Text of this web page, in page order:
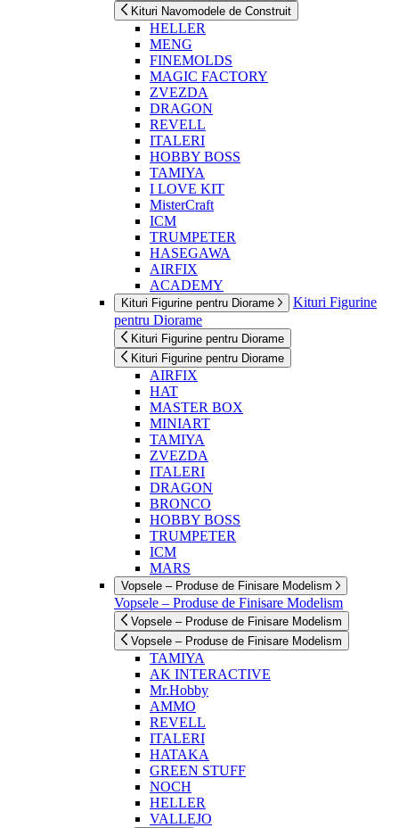
Kituri Navomodele de Construit
HELLER
MENG
FINEMOLDS
MAGIC FACTORY
ZVEZDA
DRAGON
REVELL
ITALERI
HOBBY BOSS
TAMIYA
I LOVE KIT
MisterCraft
ICM
TRUMPETER
HASEGAWA
AIRFIX
ACADEMY
Kituri Figurine pentru Diorame
Kituri Figurine
pentru Diorame
Kituri Figurine pentru Diorame
Kituri Figurine pentru Diorame
AIRFIX
HAT
MASTER BOX
MINIART
TAMIYA
ZVEZDA
ITALERI
DRAGON
BRONCO
HOBBY BOSS
TRUMPETER
ICM
MARS
Vopsele – Produse de Finisare Modelism
Vopsele – Produse de Finisare Modelism
Vopsele – Produse de Finisare Modelism
Vopsele – Produse de Finisare Modelism
TAMIYA
AK INTERACTIVE
Mr.Hobby
AMMO
REVELL
ITALERI
HATAKA
GREEN STUFF
NOCH
HELLER
VALLEJO